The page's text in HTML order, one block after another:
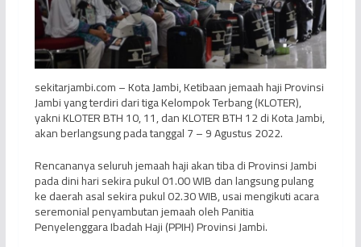
sekitarjambi.com – Kota Jambi, Ketibaan jemaah haji Provinsi
Jambi yang terdiri dari tiga Kelompok Terbang (KLOTER),
yakni KLOTER BTH 10, 11, dan KLOTER BTH 12 di Kota Jambi,
akan berlangsung pada tanggal 7 – 9 Agustus 2022.
Rencananya seluruh jemaah haji akan tiba di Provinsi Jambi
pada dini hari sekira pukul 01.00 WIB dan langsung pulang
ke daerah asal sekira pukul 02.30 WIB, usai mengikuti acara
seremonial penyambutan jemaah oleh Panitia
Penyelenggara Ibadah Haji (PPIH) Provinsi Jambi.